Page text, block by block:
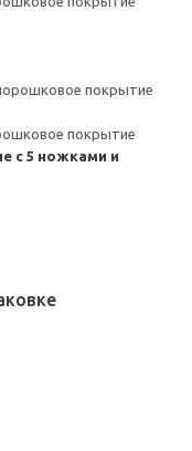
покрытие
покрытие
с 5 ножками и